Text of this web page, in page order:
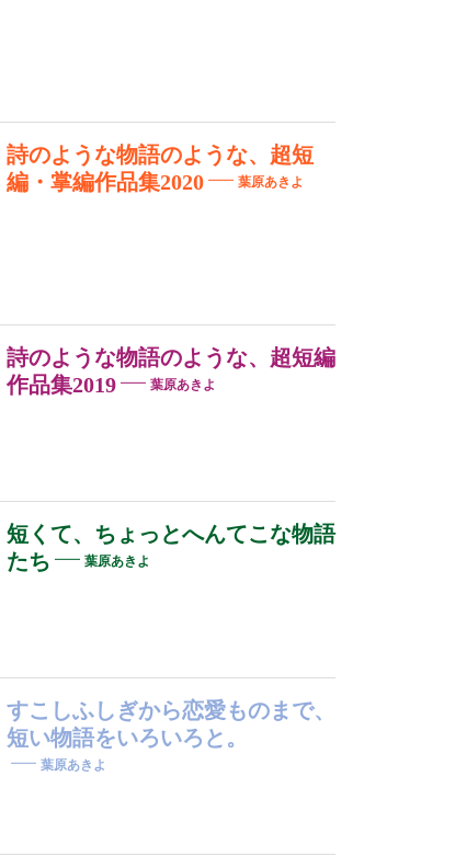
詩のような物語のような、超短
編・掌編作品集2020
葉原あきよ
詩のような物語のような、超短編
作品集2019
葉原あきよ
短くて、ちょっとへんてこな物語
たち
葉原あきよ
すこしふしぎから恋愛ものまで、
短い物語をいろいろと。
葉原あきよ